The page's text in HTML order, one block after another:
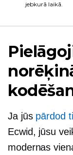
jebkurā laikā.
Ja jūs pārdod
Ecwid, jūsu
modernas